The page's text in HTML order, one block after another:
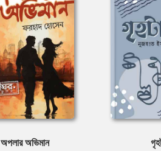
অপলার অভিমান